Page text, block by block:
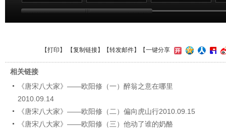
【打印 】 【复制链接】【转发邮件】 【一键分享
相关链接
《唐宋八大家》——欧阳修（一）醉翁之意在哪里
2010.09.14
《唐宋八大家》——欧阳修（二）偏向虎山行2010.09.15
《唐宋八大家》——欧阳修（三）他动了谁的奶酪